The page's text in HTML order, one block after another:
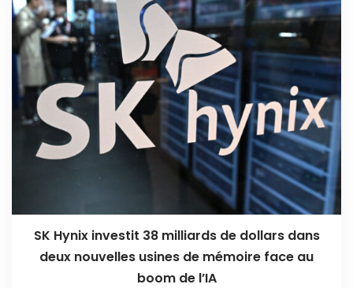
SK Hynix investit 38 milliards de dollars dans
deux nouvelles usines de mémoire face au
boom de l’IA